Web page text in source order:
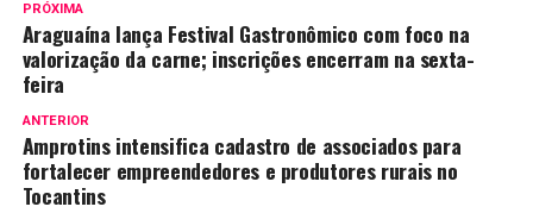
PRÓXIMA
Araguaína lança Festival Gastronômico com foco na
valorização da carne; inscrições encerram na sexta-
feira
ANTERIOR
Amprotins intensifica cadastro de associados para
fortalecer empreendedores e produtores rurais no
Tocantins